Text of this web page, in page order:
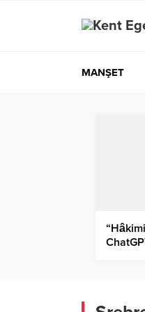
MANŞET